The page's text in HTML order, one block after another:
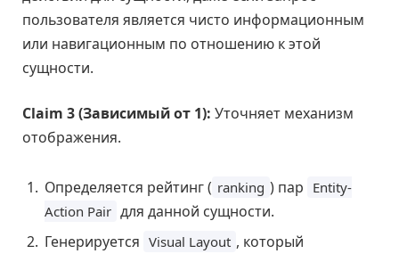
пользователя является чисто информационным
или навигационным по отношению к этой
сущности.
Claim 3 (Зависимый от 1): Уточняет механизм
отображения.
Определяется рейтинг ( ranking ) пар Entity-
Action Pair для данной сущности.
Генерируется Visual Layout , который